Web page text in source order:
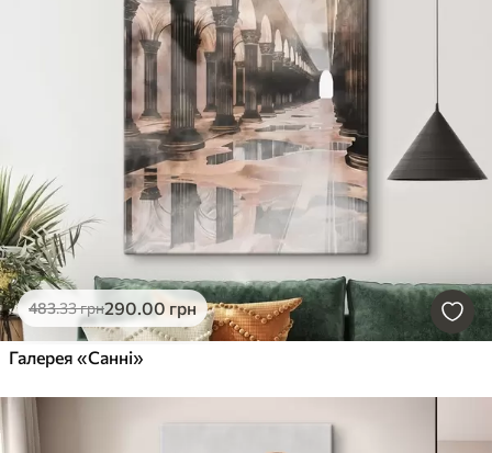
483.33грн290.00 грн
Галерея «Санні»